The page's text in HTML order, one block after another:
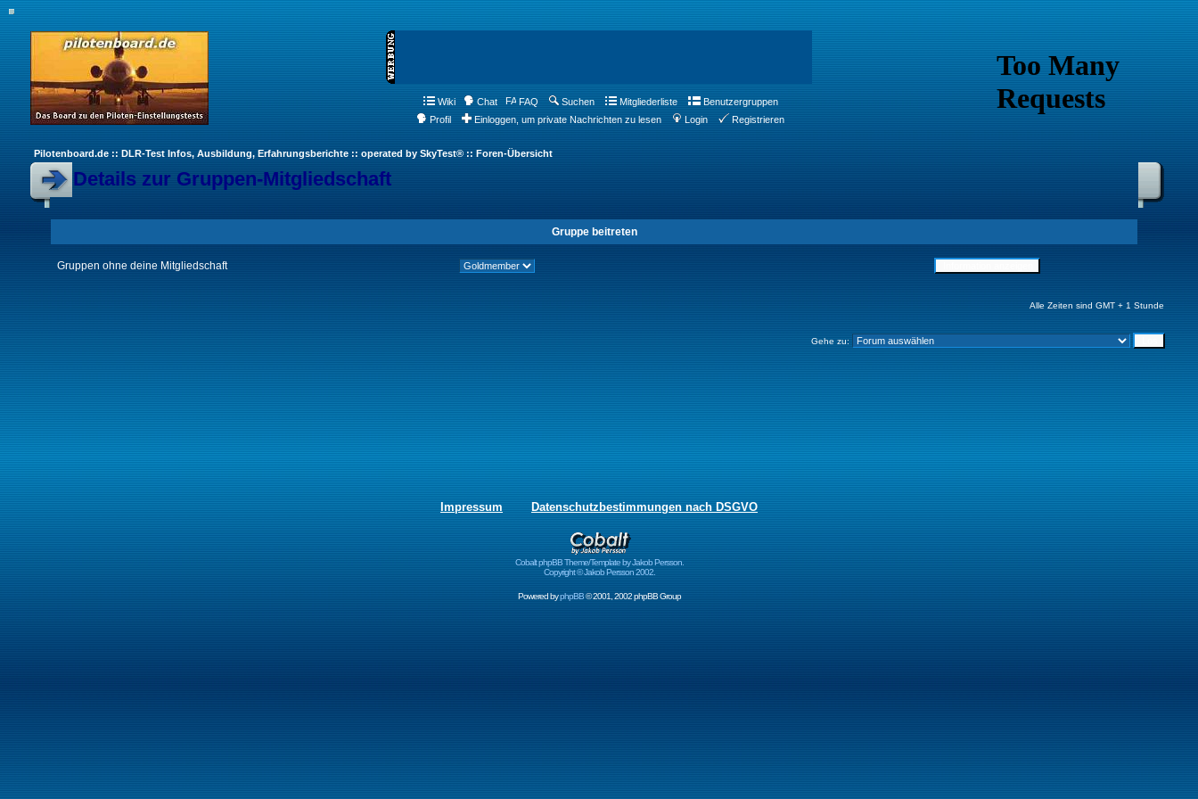
Wiki Chat FAQ Suchen Mitgliederliste
Benutzergruppen
Profil
Einloggen, um private Nachrichten zu lesen Login Registrieren
Pilotenboard.de :: DLR-Test Infos, Ausbildung, Erfahrungsberichte :: operated by SkyTest® :: Foren-Übersicht
Details zur Gruppen-Mitgliedschaft
Gruppe beitreten
Gruppen ohne deine Mitgliedschaft
Alle Zeiten sind GMT + 1 Stunde
Gehe zu:
Impressum Datenschutzbestimmungen nach DSGVO
Cobalt phpBB Theme/Template by Jakob Persson.
Copyright © Jakob Persson 2002.
Powered byphpBB© 2001, 2002 phpBB Group